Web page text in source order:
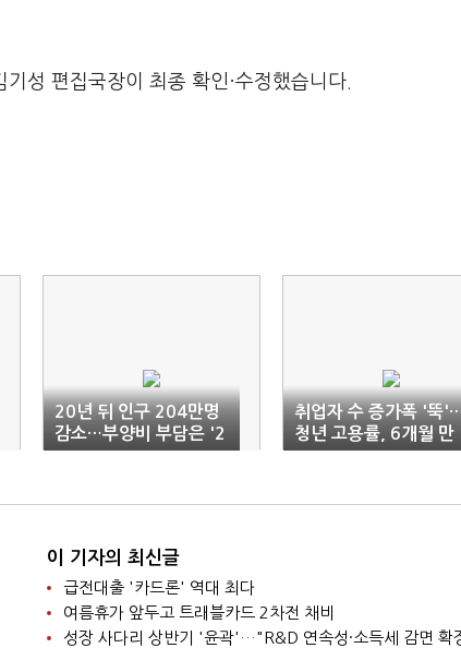
성 편집국장이 최종 확인·수정했습니다.
20년 뒤 인구 204만명
감소…부양비 부담은 '2
배'
취업자 수 증가폭 '뚝
청년 고용률, 6개월 만
에 '마이너스'
이 기자의 최신글
급전대출 '카드론' 역대 최다
여름휴가 앞두고 트래블카드 2차전 채비
성장 사다리 상반기 '윤곽'…"R&D 연속성·소득세 감면 확